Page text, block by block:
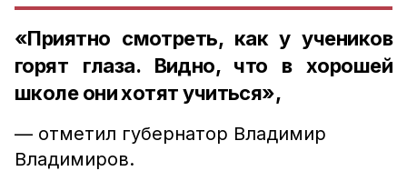
«Приятно смотреть, как у учеников
горят глаза. Видно, что в хорошей
школе они хотят учиться»,
— отметил губернатор Владимир
Владимиров.